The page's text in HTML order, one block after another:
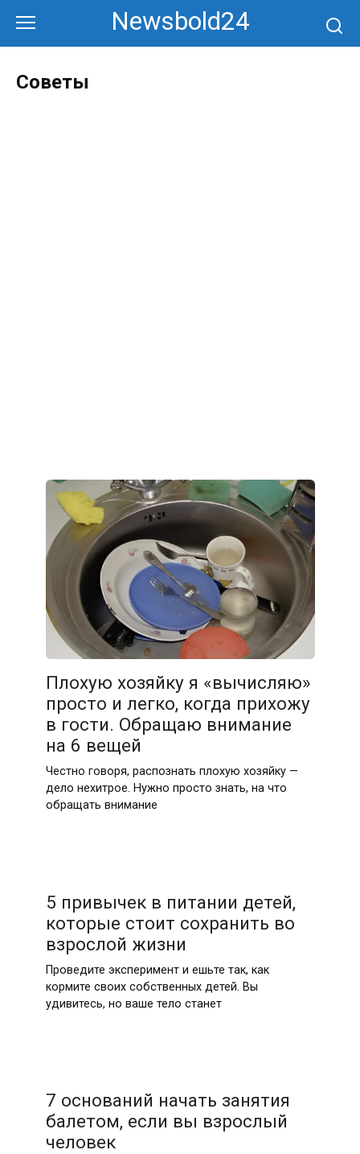
контенту
Newsbold24
Советы
Плохую хозяйку я «вычисляю»
просто и легко, когда прихожу
в гости. Обращаю внимание
на 6 вещей
Честно говоря, распознать плохую хозяйку —
дело нехитрое. Нужно просто знать, на что
обращать внимание
5 привычек в питании детей,
которые стоит сохранить во
взрослой жизни
Проведите эксперимент и ешьте так, как
кормите своих собственных детей. Вы
удивитесь, но ваше тело станет
7 оснований начать занятия
балетом, если вы взрослый
человек